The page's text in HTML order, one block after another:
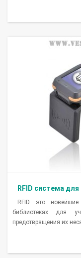
RFID система
RFID это
библиотеках для
предотвращения их